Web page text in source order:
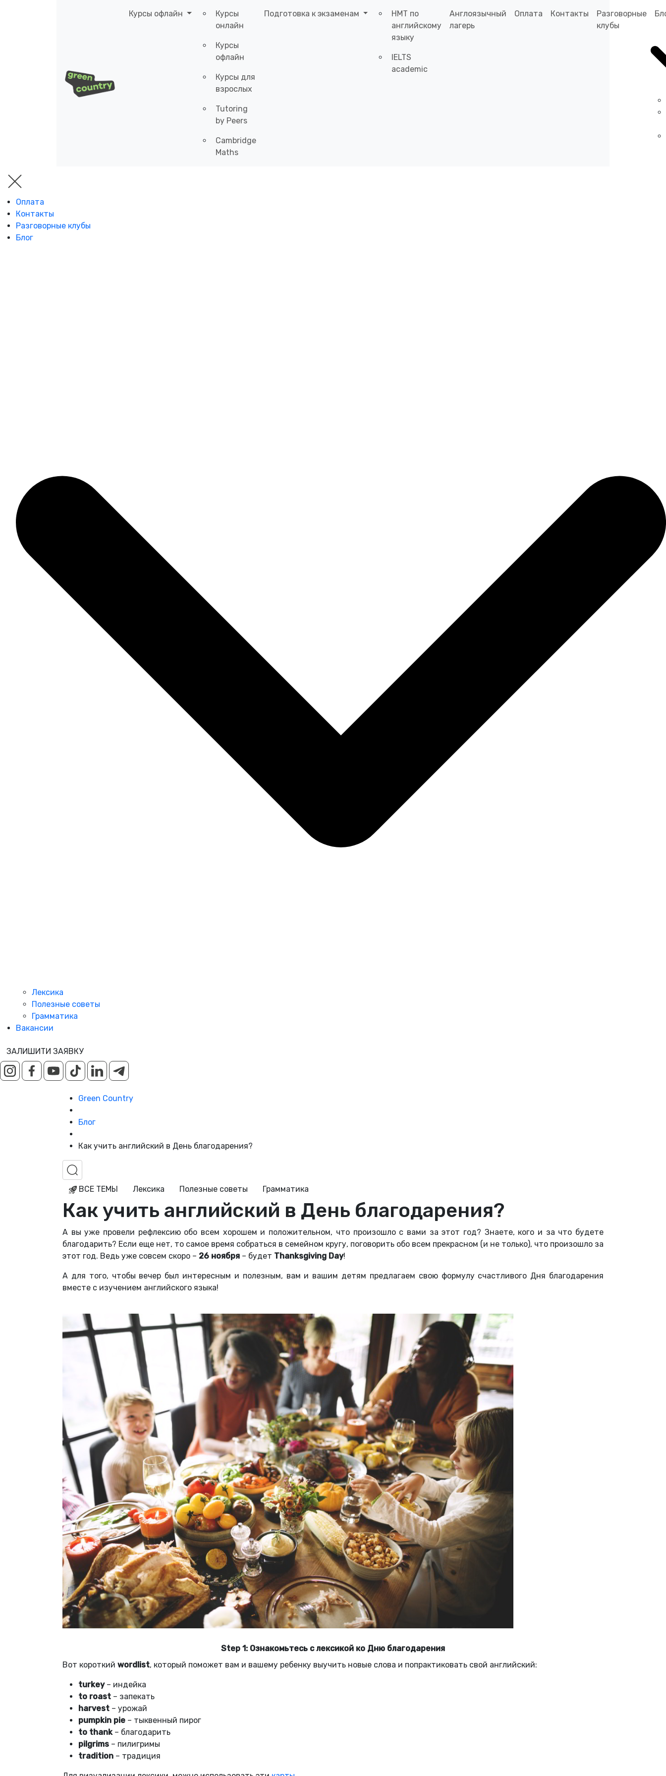
Курсы офлайн
Курсы
онлайн
Курсы
офлайн
Курсы для
взрослых
Tutoring
by Peers
Cambridge
Maths
Подготовка к экзаменам
НМТ по
английскому
языку
IELTS
academic
Англоязычный
лагерь
Оплата Контакты
Разговорные
клубы
Оплата
Контакты
Разговорные клубы
Блог
Лексика
Полезные советы
Грамматика
Вакансии
ЗАЛИШИТИ ЗАЯВКУ
Green Country
Блог
Как учить английский в День благодарения?
ВСЕ ТЕМЫ Лексика Полезные советы Грамматика
Как учить английский в День благодарения?
А вы уже провели рефлексию обо всем хорошем и положительном, что произошло с вами за этот год? Знаете, кого и за что будете
благодарить? Если еще нет, то самое время собраться в семейном кругу, поговорить обо всем прекрасном (и не только), что произошло за
этот год. Ведь уже совсем скоро – 26 ноября – будет Thanksgiving Day!
А для того, чтобы вечер был интересным и полезным, вам и вашим детям предлагаем свою формулу счастливого Дня благодарения
вместе с изучением английского языка!
Step 1: Ознакомьтесь с лексикой ко Дню благодарения
Вот короткий wordlist, который поможет вам и вашему ребенку выучить новые слова и попрактиковать свой английский:
turkey – индейка
to roast – запекать
harvest – урожай
pumpkin pie – тыквенный пирог
to thank– благодарить
pilgrims – пилигримы
tradition – традиция